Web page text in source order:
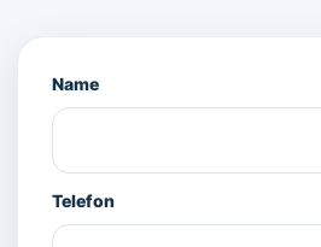
Name
Telefon